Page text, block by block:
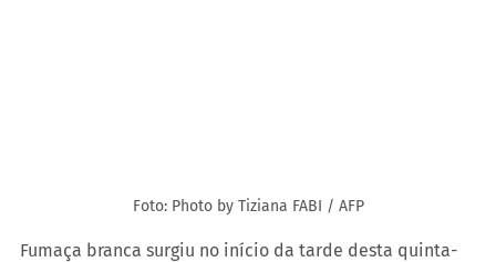
Foto: Photo by Tiziana FABI / AFP
Fumaça branca surgiu no início da tarde desta quinta-